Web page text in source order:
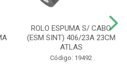
ROLO ESPUMA S/ CABO
(ESM SINT) 406/23A 23CM
ATLAS
Código: 19492